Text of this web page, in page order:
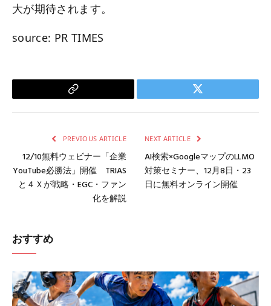
大が期待されます。
source: PR TIMES
Copy
Twitter
PREVIOUS ARTICLE
12/10無料ウェビナー「企業
YouTube必勝法」開催 TRIAS
と４Ｘが戦略・EGC・ファン
化を解説
NEXT ARTICLE
AI検索×GoogleマップのLLMO
対策セミナー、12月8日・23
日に無料オンライン開催
おすすめ